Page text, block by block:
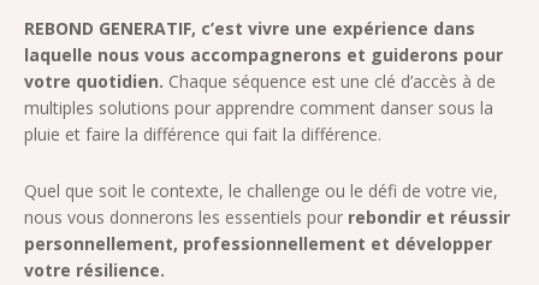
REBOND GENERATIF, c’est vivre une expérience dans
laquelle nous vous accompagnerons et guiderons pour
votre quotidien. Chaque séquence est une clé d’accès à de
multiples solutions pour apprendre comment danser sous la
pluie et faire la différence qui fait la différence.
Quel que soit le contexte, le challenge ou le défi de votre vie,
nous vous donnerons les essentiels pour rebondir et réussir
personnellement, professionnellement et développer
votre résilience.